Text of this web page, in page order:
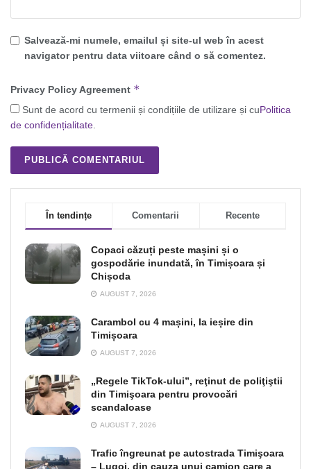
Salvează-mi numele, emailul și site-ul web în acest
navigator pentru data viitoare când o să comentez.
Privacy Policy Agreement *
Sunt de acord cu termenii și condițiile de utilizare și cuPolitica
de confidențialitate.
În tendințe Comentarii Recente
Copaci căzuți peste mașini și o
gospodărie inundată, în Timișoara și
Chișoda
AUGUST 7, 2026
Carambol cu 4 mașini, la ieșire din
Timișoara
AUGUST 7, 2026
„Regele TikTok-ului”, reţinut de poliţiştii
din Timişoara pentru provocări
scandaloase
AUGUST 7, 2026
Trafic îngreunat pe autostrada Timişoara
– Lugoj, din cauza unui camion care a